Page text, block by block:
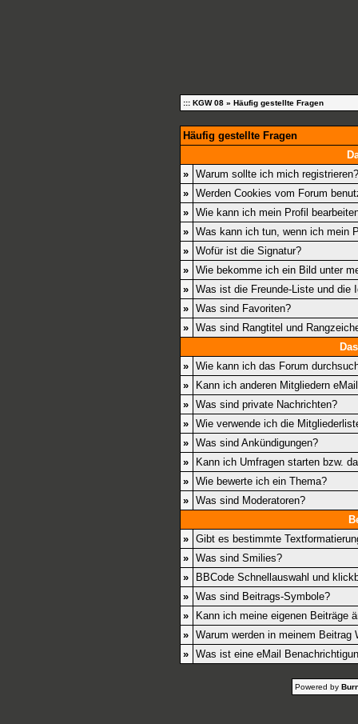
::: KGW 08 » Häufig gestellte Fragen
Häufig gestellte Fragen
»
Warum sollte ich mich
»
Werden Cookies vom Forum
»
Wie kann ich mein Profil
»
Was kann ich tun, wenn ich mein
»
Wofür ist die Signatur?
»
Wie bekomme ich ein Bild unter
»
Was ist die Freunde-Liste und die
»
Was sind Favoriten?
»
Was sind Rangtitel und
»
Wie kann ich das Forum
»
Kann ich anderen Mitgliedern
»
Was sind private Nachrichten?
»
Wie verwende ich die
»
Was sind Ankündigungen?
»
Kann ich Umfragen starten bzw.
»
Wie bewerte ich ein Thema?
»
Was sind Moderatoren?
»
Gibt es bestimmte
»
Was sind Smilies?
»
BBCode Schnellauswahl und
»
Was sind Beitrags-Symbole?
»
Kann ich meine eigenen Beiträge
»
Warum werden in meinem Beitrag
»
Was ist eine eMail
Powered by